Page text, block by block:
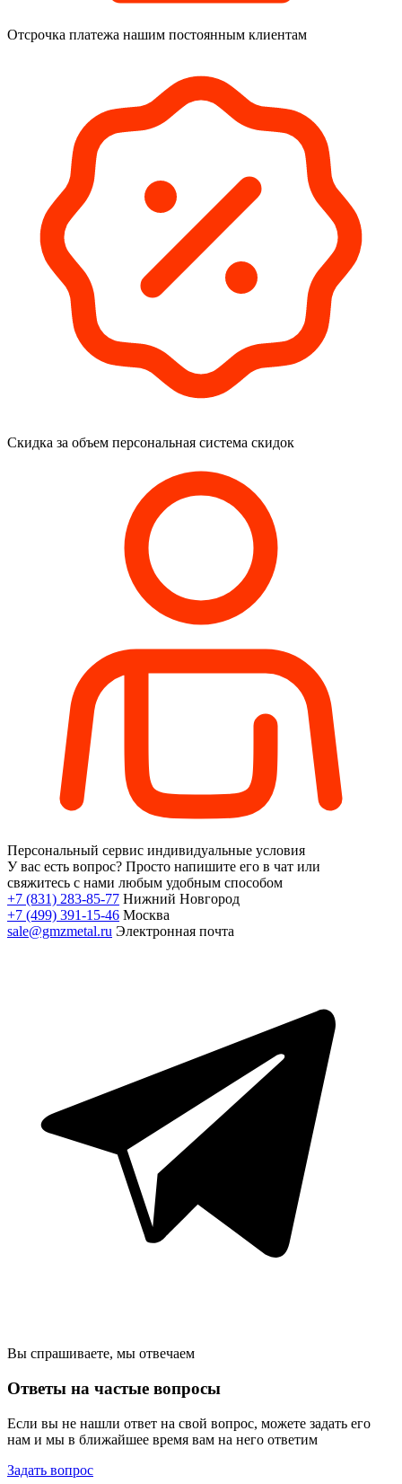
Отсрочка платежа нашим постоянным клиентам
Скидка за объем персональная система скидок
Персональный сервис индивидуальные условия
У вас есть вопрос? Просто напишите его в чат или
свяжитесь с нами любым удобным способом
+7 (831) 283-85-77 Нижний Новгород
+7 (499) 391-15-46 Москва
sale@gmzmetal.ru Электронная почта
Вы спрашиваете, мы отвечаем
Ответы на частые вопросы
Если вы не нашли ответ на свой вопрос, можете задать его
нам и мы в ближайшее время вам на него ответим
Задать вопрос